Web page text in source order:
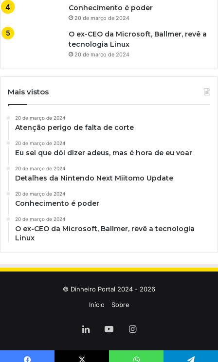
Conhecimento é poder
20 de março de 2024
O ex-CEO da Microsoft, Ballmer, revê a
tecnologia Linux
20 de março de 2024
Mais vistos
20 de março de 2024
Atenção perigo de falta de corte
20 de março de 2024
Eu sei que dói dizer adeus, mas é hora de eu voar
20 de março de 2024
Detalhes da Nintendo Next Miitomo Update
20 de março de 2024
Conhecimento é poder
20 de março de 2024
O ex-CEO da Microsoft, Ballmer, revê a tecnologia
Linux
© Dinheiro Portal 2024 - 2026
Início
Sobre
LinkedinYouTubeInstagram